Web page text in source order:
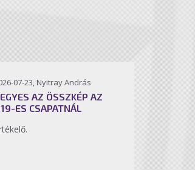
07-23, Nyitray András
AZ ÖSSZKÉP AZ
ES CSAPATNÁL